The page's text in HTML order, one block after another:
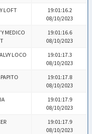
LOFT
19:01:16.2
08/10/2023
MEDICO
19:01:16.6
08/10/2023
LOCO
19:01:17.3
08/10/2023
19:01:17.8
08/10/2023
19:01:17.9
08/10/2023
19:01:17.9
08/10/2023